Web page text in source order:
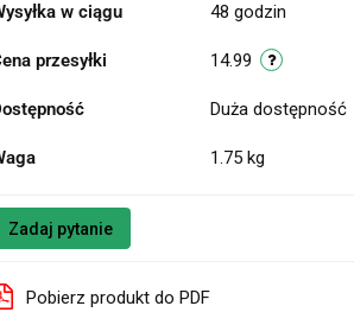
w ciągu 48 godzin
przesyłki 14.99
Duża dostępność
1.75 kg
Zadaj pytanie
Pobierz produkt do PDF